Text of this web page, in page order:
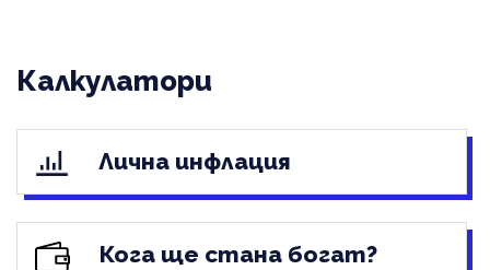
Калкулатори
Лична инфлация
Кога ще стана богат?